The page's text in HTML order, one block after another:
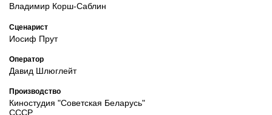
Владимир Корш-Саблин
Сценарист
Иосиф Прут
Оператор
Давид Шлюглейт
Производство
Киностудия "Советская Беларусь"
СССР